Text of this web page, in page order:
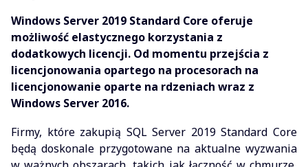
Windows Server 2019 Standard Core oferuje
możliwość elastycznego korzystania z
dodatkowych licencji. Od momentu przejścia z
licencjonowania opartego na procesorach na
licencjonowanie oparte na rdzeniach wraz z
Windows Server 2016.
Firmy, które zakupią SQL Server 2019 Standard Core
będą doskonale przygotowane na aktualne wyzwania